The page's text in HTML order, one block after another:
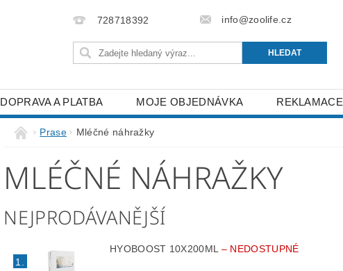
728718392 info@zoolife.cz
DOPRAVA A PLATBA MOJE OBJEDNÁVKA REKLAMACE
Prase Mléčné náhražky
MLÉČNÉ NÁHRAŽKY
NEJPRODÁVANĚJŠÍ
1.
HYOBOOST 10X200ML – NEDOSTUPNÉ